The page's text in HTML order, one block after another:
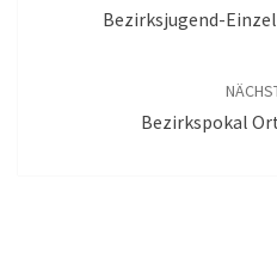
Bezirksjugend-
Bezirkspokal